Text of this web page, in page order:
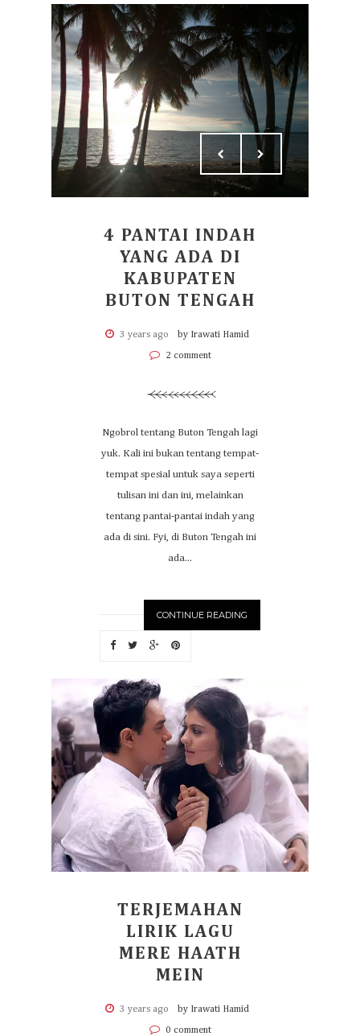
4 PANTAI INDAH
YANG ADA DI
KABUPATEN
BUTON TENGAH
3 years ago by Irawati Hamid
2 comment
Ngobrol tentang Buton Tengah lagi
yuk. Kali ini bukan tentang tempat-
tempat spesial untuk saya seperti
tulisan ini dan ini, melainkan
tentang pantai-pantai indah yang
ada di sini. Fyi, di Buton Tengah ini
ada...
CONTINUE READING
TERJEMAHAN
LIRIK LAGU
MERE HAATH
MEIN
3 years ago by Irawati Hamid
0 comment